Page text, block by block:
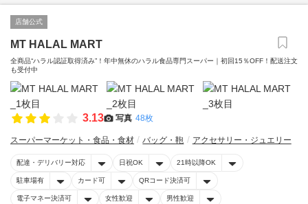
店舗公式
MT HALAL MART
全商品“ハラル認証取得済み”！年中無休のハラル食品専門スーパー｜初回15％OFF！配送注文
も受付中
3.13 写真 48枚
スーパーマーケット・食品・食材 バッグ・鞄 アクセサリー・ジュエリー
配達・デリバリー対応 日祝OK 21時以降OK
駐車場有 カード可 QRコード決済可
電子マネー決済可 女性歓迎 男性歓迎